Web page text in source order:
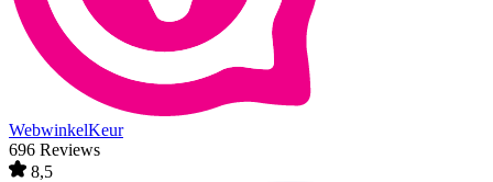
WebwinkelKeur
696 Reviews
8,5